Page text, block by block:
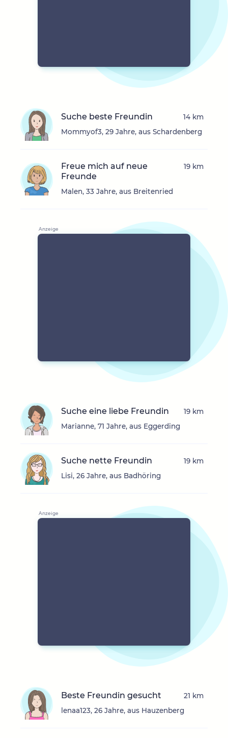
Suche beste Freundin
Mommyof3, 29 Jahre, aus Schardenberg
14 km
Freue mich auf neue
Freunde
Malen, 33 Jahre, aus Breitenried
19 km
Suche eine liebe Freundin
Marianne, 71 Jahre, aus Eggerding
19 km
Suche nette Freundin
Lisi, 26 Jahre, aus Badhöring
19 km
Beste Freundin gesucht
lenaa123, 26 Jahre, aus Hauzenberg
21 km